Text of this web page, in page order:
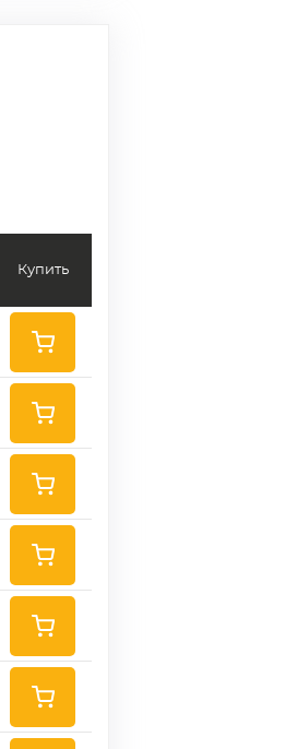
Купить